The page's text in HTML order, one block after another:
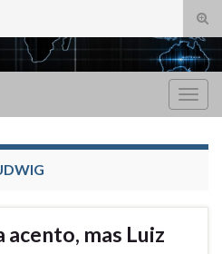
de
acento, mas Luiz